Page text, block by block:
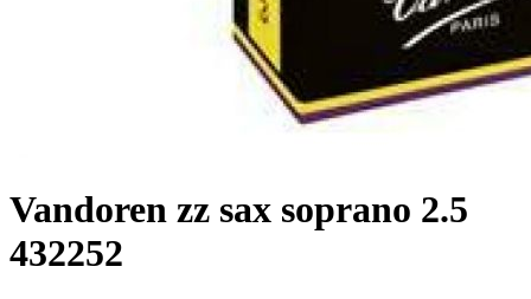
Vandoren zz sax soprano 2.5
432252